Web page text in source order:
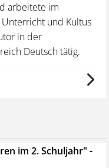
arbeitete im
und Kultus
in der
Deutsch tätig.
im 2. Schuljahr" -